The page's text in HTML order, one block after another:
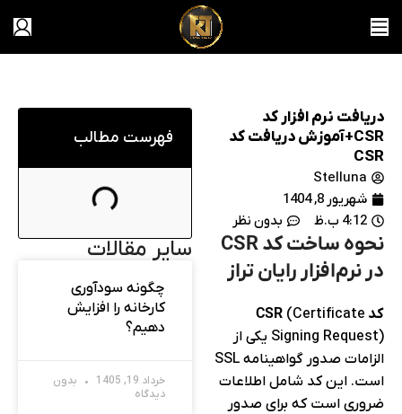
فهرست مطالب
سایر مقالات
چگونه سودآوری
کارخانه را افزایش
دهیم؟
خرداد 19, 1405
بدون
دیدگاه
دریافت نرم افزار کد
CSR+آموزش دریافت کد
CSR
Stelluna
شهریور 8, 1404
4:12 ب.ظ
بدون نظر
نحوه ساخت کد CSR
در نرم‌افزار رایان تراز
کد CSR (Certificate
Signing Request) یکی از
الزامات صدور گواهینامه SSL
است. این کد شامل اطلاعات
ضروری است که برای صدور